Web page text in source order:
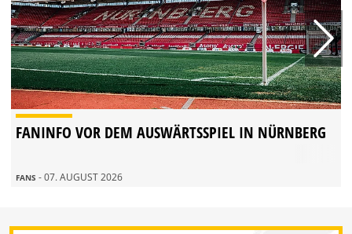
FANINFO VOR DEM AUSWÄRTSSPIEL IN NÜRNBERG
FANS - 07. AUGUST 2026